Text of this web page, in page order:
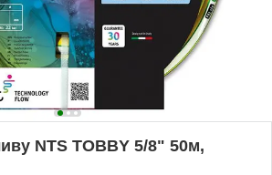
NTS TOBBY 5/8" 50м,